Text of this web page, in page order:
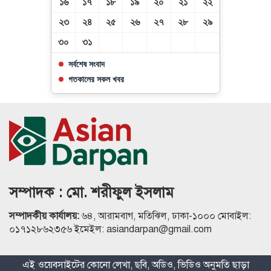
২৩
২৪ ২৫ ২৬ ২৭ ২৮
২৯
৩০
৩১
সর্বশেষ সংবাদ
গতকালের সকল খবর
সম্পাদক : মো. শরীফুল ইসলাম
সম্পাদকীয় কার্যালয়:৬৪, আরামবাগ, মতিঝিল, ঢাকা-১০০০ মোবাইল:
০১৭১২৮৬২৩৫৬ ইমেইল: asiandarpan@gmail.com
এই ওয়েবসাইটের কোনো লেখা, ছবি, অডিও, ভিডিও অনুমতি ছাড়া